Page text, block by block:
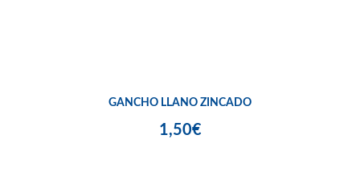
GANCHO LLANO ZINCADO
1,50€